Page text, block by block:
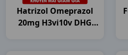
Hatrizol Omeprazol
20mg H3vi10v DHG